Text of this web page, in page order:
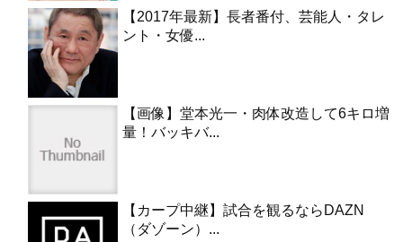
【2017年最新】長者番付、芸能人・タレ
ント・女優...
【画像】堂本光一・肉体改造して6キロ増
量！バッキバ...
【カープ中継】試合を観るならDAZN
（ダゾーン）...